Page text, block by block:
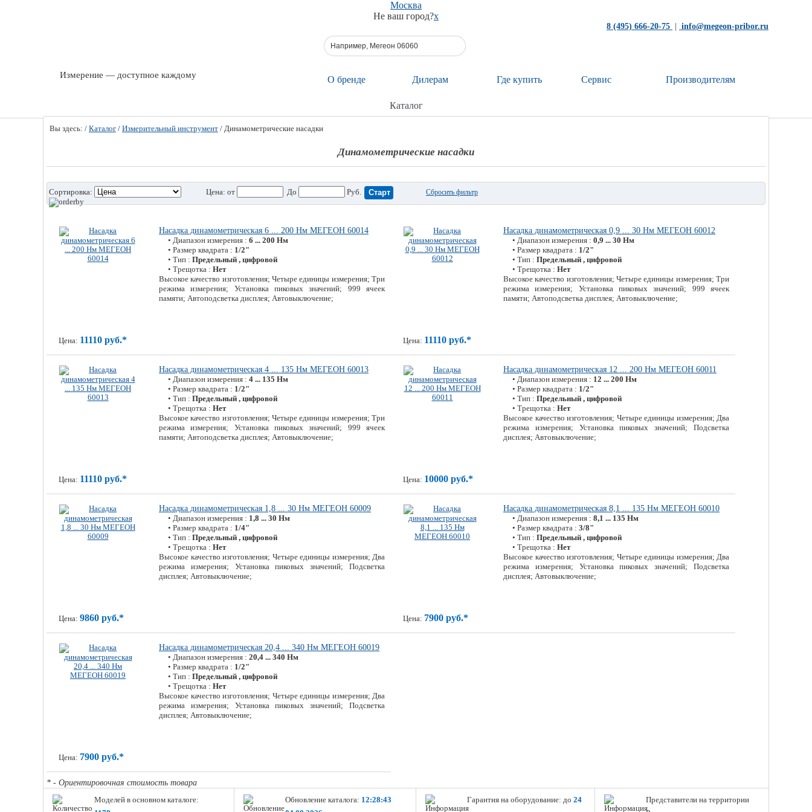
Москва
Не ваш город?x
Измерение — доступное каждому О бренде Дилерам Где купить Сервис Производителям
8 (495) 666-20-75 info@megeon-pribor.ru
Каталог
Вы здесь: / Каталог / Измерительный инструмент / Динамометрические насадки
Динамометрические насадки
Сортировка: Цена: от До Руб. Сбросить фильтр
Цена: 11110 руб.*
Насадка динамометрическая 6 ... 200 Нм МЕГЕОН 60014
• Диапазон измерения : 6 ... 200 Нм
• Размер квадрата : 1/2"
• Тип : Предельный , цифровой
• Трещотка : Нет
Высокое качество изготовления; Четыре единицы измерения; Три
режима измерения; Установка пиковых значений; 999 ячеек
памяти; Автоподсветка дисплея; Автовыключение;
Цена: 11110 руб.*
Насадка динамометрическая 0,9 ... 30 Нм МЕГЕОН 60012
• Диапазон измерения : 0,9 ... 30 Нм
• Размер квадрата : 1/2"
• Тип : Предельный , цифровой
• Трещотка : Нет
Высокое качество изготовления; Четыре единицы измерения; Три
режима измерения; Установка пиковых значений; 999 ячеек
памяти; Автоподсветка дисплея; Автовыключение;
Цена: 11110 руб.*
Насадка динамометрическая 4 ... 135 Нм МЕГЕОН 60013
• Диапазон измерения : 4 ... 135 Нм
• Размер квадрата : 1/2"
• Тип : Предельный , цифровой
• Трещотка : Нет
Высокое качество изготовления; Четыре единицы измерения; Три
режима измерения; Установка пиковых значений; 999 ячеек
памяти; Автоподсветка дисплея; Автовыключение;
Цена: 10000 руб.*
Насадка динамометрическая 12 ... 200 Нм МЕГЕОН 60011
• Диапазон измерения : 12 ... 200 Нм
• Размер квадрата : 1/2"
• Тип : Предельный , цифровой
• Трещотка : Нет
Высокое качество изготовления; Четыре единицы измерения; Два
режима измерения; Установка пиковых значений; Подсветка
дисплея; Автовыключение;
Цена: 9860 руб.*
Насадка динамометрическая 1,8 ... 30 Нм МЕГЕОН 60009
• Диапазон измерения : 1,8 ... 30 Нм
• Размер квадрата : 1/4"
• Тип : Предельный , цифровой
• Трещотка : Нет
Высокое качество изготовления; Четыре единицы измерения; Два
режима измерения; Установка пиковых значений; Подсветка
дисплея; Автовыключение;
Цена: 7900 руб.*
Насадка динамометрическая 8,1 ... 135 Нм МЕГЕОН 60010
• Диапазон измерения : 8,1 ... 135 Нм
• Размер квадрата : 3/8"
• Тип : Предельный , цифровой
• Трещотка : Нет
Высокое качество изготовления; Четыре единицы измерения; Два
режима измерения; Установка пиковых значений; Подсветка
дисплея; Автовыключение;
Цена: 7900 руб.*
Насадка динамометрическая 20,4 ... 340 Нм МЕГЕОН 60019
• Диапазон измерения : 20,4 ... 340 Нм
• Размер квадрата : 1/2"
• Тип : Предельный , цифровой
• Трещотка : Нет
Высокое качество изготовления; Четыре единицы измерения; Два
режима измерения; Установка пиковых значений; Подсветка
дисплея; Автовыключение;
* - Ориентировочная стоимость товара
Моделей в основном каталоге:
Обновление каталога: 12:28:43
Гарантия на оборудование: до 24
Представители на территории